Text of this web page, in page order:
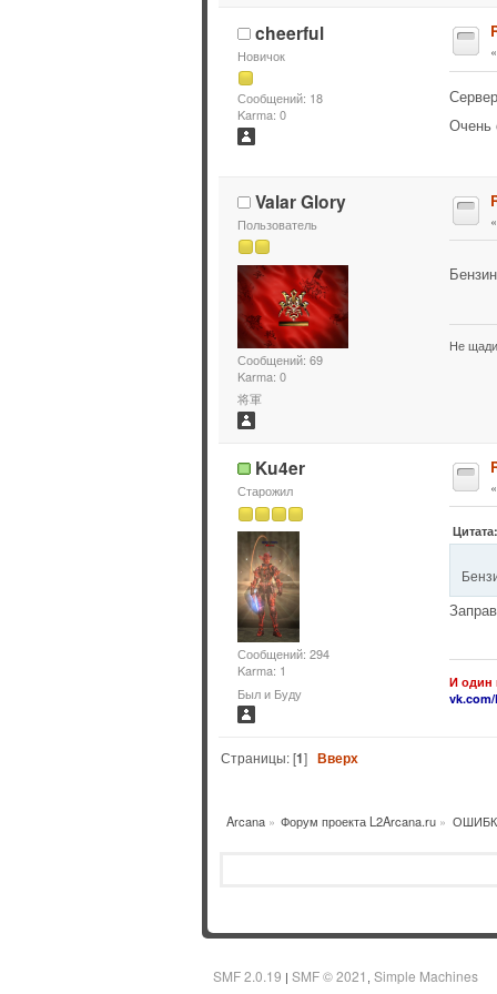
cheerful
Новичок
Сообщений: 18
Karma: 0
«
Очень
Valar Glory
Пользователь
Сообщений: 69
Karma: 0
将軍
«
Не
Ku4er
Старожил
Сообщений: 294
Karma: 1
Был и Буду
«
И один
Страницы: [1]Вверх
Arcana» Форум проекта L2Arcana.ru »
SMF 2.0.19 | SMF © 2021 Simple Machines